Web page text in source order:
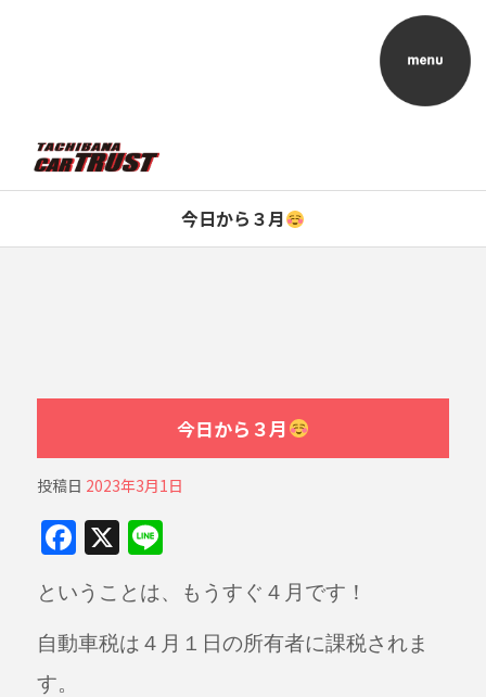
今日から３月
今日から３月
投稿日 2023年3月1日
F
a
c
e
X Li
e
ということは、もうすぐ４月です！
自動車税は４月１日の所有者に課税されま
す。